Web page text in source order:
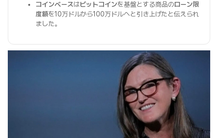
コインベースはビットコインを基盤とする商品のローン限
度額を10万ドルから100万ドルへと引き上げたと伝えられ
ました。